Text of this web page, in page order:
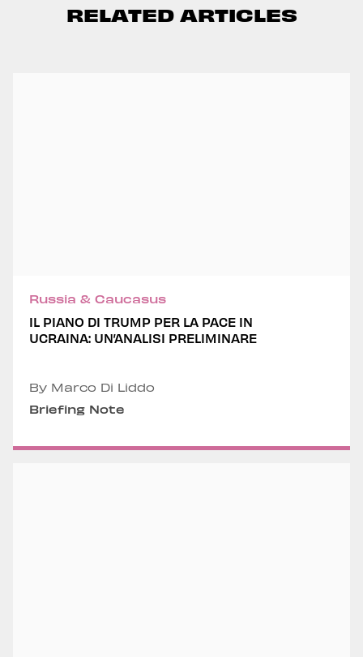
RELATED ARTICLES
Russia & Caucasus
IL PIANO DI TRUMP PER LA PACE IN
UCRAINA: UN’ANALISI PRELIMINARE
By Marco Di Liddo
Briefing Note